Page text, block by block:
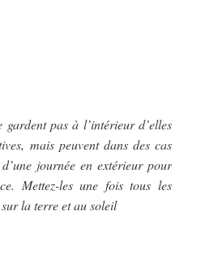
pas à l’intérieur d’elles
mais peuvent dans des cas
journée en extérieur pour
Mettez-les une fois tous les
la terre et au soleil